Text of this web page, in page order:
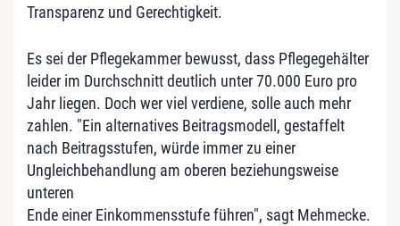
Transparenz und Gerechtigkeit.
Es sei der Pflegekammer bewusst, dass Pflegegehälter
leider im Durchschnitt deutlich unter 70.000 Euro pro
Jahr liegen. Doch wer viel verdiene, solle auch mehr
zahlen. "Ein alternatives Beitragsmodell, gestaffelt
nach Beitragsstufen, würde immer zu einer
Ungleichbehandlung am oberen beziehungsweise
unteren
Ende einer Einkommensstufe führen", sagt Mehmecke.